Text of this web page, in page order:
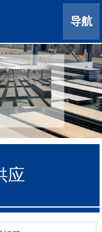
导航
应